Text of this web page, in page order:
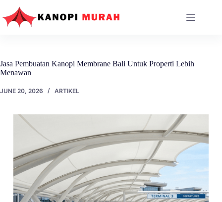
content
Jasa Pembuatan Kanopi Membrane Bali Untuk Properti Lebih
Menawan
JUNE 20, 2026 ARTIKEL